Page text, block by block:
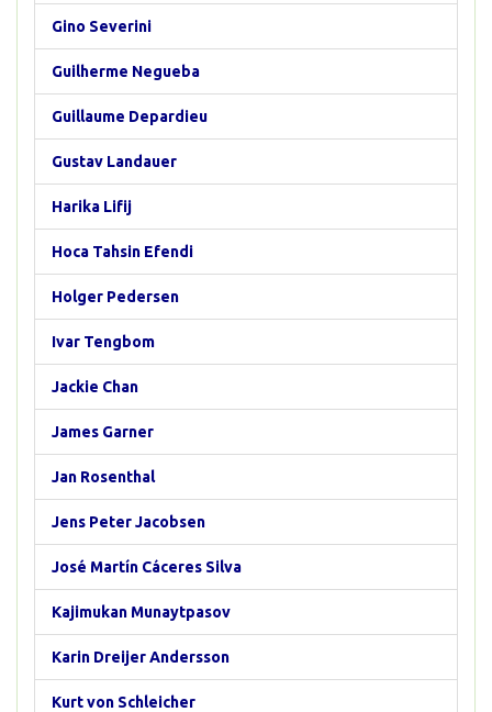
Gino Severini
Guilherme Negueba
Guillaume Depardieu
Gustav Landauer
Harika Lifij
Hoca Tahsin Efendi
Holger Pedersen
Ivar Tengbom
Jackie Chan
James Garner
Jan Rosenthal
Jens Peter Jacobsen
José Martín Cáceres Silva
Kajimukan Munaytpasov
Karin Dreijer Andersson
Kurt von Schleicher